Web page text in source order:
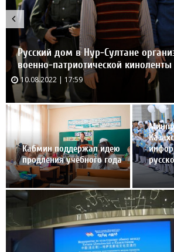
Русский дом в Нур-Султане
военно-патриотической
10.08.2022 | 17:59
Кабмин поддержал идею
продления учебного года